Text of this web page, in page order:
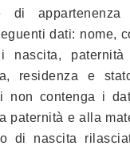
di appartenenza
dati: nome,
nascita, paternità
residenza e
non contenga i
paternità e alla
di nascita